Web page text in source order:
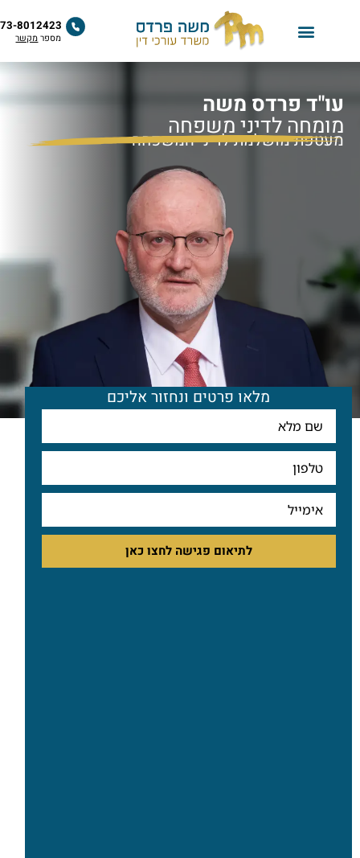
073-8012423
מספר מקשר
פרדס משה
לדיני משפחה
מושלמת לדיני המשפחה
מלאו פרטים ונחזור אליכם
לתיאום פגישה לחצו כאן